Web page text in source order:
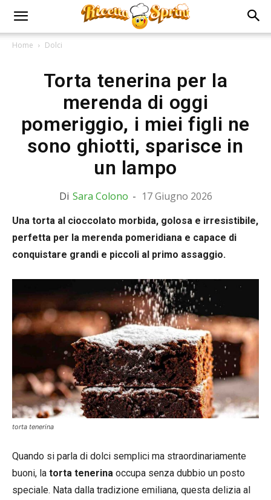
Home Dolci
Torta tenerina per la
merenda di oggi
pomeriggio, i miei figli ne
sono ghiotti, sparisce in
un lampo
Di Sara Colono - 17 Giugno 2026
Una torta al cioccolato morbida, golosa e irresistibile,
perfetta per la merenda pomeridiana e capace di
conquistare grandi e piccoli al primo assaggio.
torta tenerina
Quando si parla di dolci semplici ma straordinariamente
buoni, la torta tenerina occupa senza dubbio un posto
speciale. Nata dalla tradizione emiliana, questa delizia al